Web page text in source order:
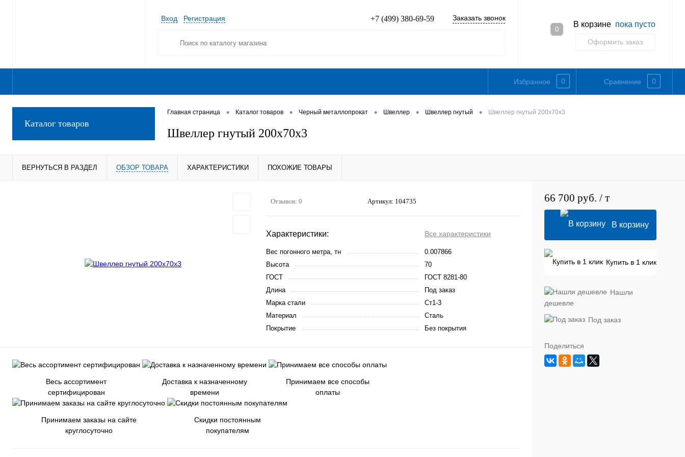
Вход Регистрация +7 (499) 380-69-59 Заказать звонок
0
В корзине пока пусто
Оформить заказ
Избранное 0 Сравнение 0
Каталог товаров
Главная страница • Каталог товаров • Черный металлопрокат • Швеллер • Швеллер гнутый • Швеллер гнутый 200х70х3
Швеллер гнутый 200х70х3
ВЕРНУТЬСЯ В РАЗДЕЛ ОБЗОР ТОВАРА ХАРАКТЕРИСТИКИ ПОХОЖИЕ ТОВАРЫ
Отзывов: 0 Артикул: 104735
Характеристики: Все характеристики
Вес погонного метра, тн
0.007866
Высота
70
ГОСТ
ГОСТ 8281-80
Длина
Под заказ
Марка стали
Ст1-3
Материал
Сталь
Покрытие
Без покрытия
Весь ассортимент
сертифицирован
Доставка к назначенному
времени
Принимаем все способы
оплаты
Принимаем заказы на сайте
круглосуточно
Скидки постоянным
покупателям
66 700 руб. / т
В корзину
Купить в 1 клик
Нашли
дешевле
Под заказ
Поделиться